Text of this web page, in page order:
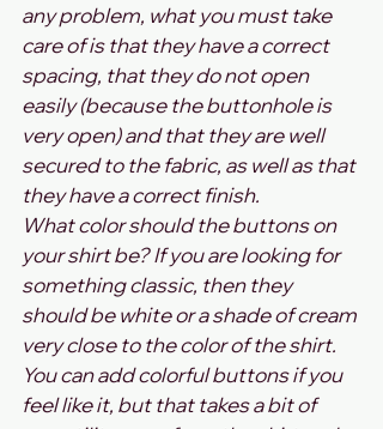
any problem, what you must take
care of is that they have a correct
spacing, that they do not open
easily (because the buttonhole is
very open) and that they are well
secured to the fabric, as well as that
they have a correct finish.
What color should the buttons on
your shirt be? If you are looking for
something classic, then they
should be white or a shade of cream
very close to the color of the shirt.
You can add colorful buttons if you
feel like it, but that takes a bit of